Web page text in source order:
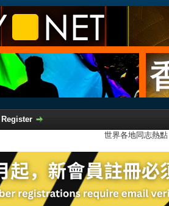
Register
世界各地同志熱